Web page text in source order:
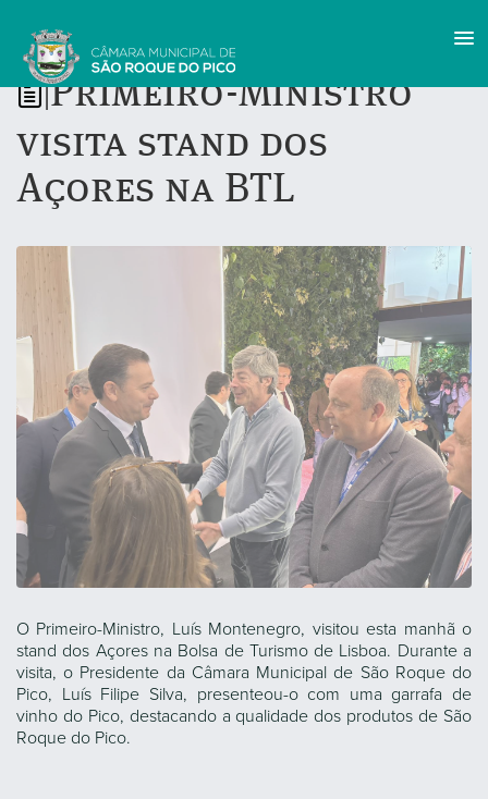
Primeiro-Ministro
visita stand dos
Açores na BTL
O Primeiro-Ministro, Luís Montenegro, visitou esta manhã o
stand dos Açores na Bolsa de Turismo de Lisboa. Durante a
visita, o Presidente da Câmara Municipal de São Roque do
Pico, Luís Filipe Silva, presenteou-o com uma garrafa de
vinho do Pico, destacando a qualidade dos produtos de São
Roque do Pico.